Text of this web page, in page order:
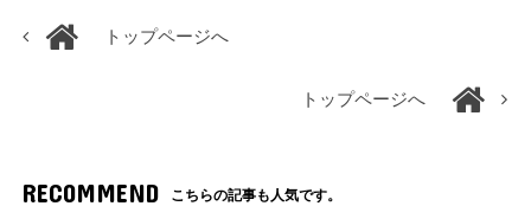
トップページへ
トップページへ
RECOMMEND こちらの記事も人気です。